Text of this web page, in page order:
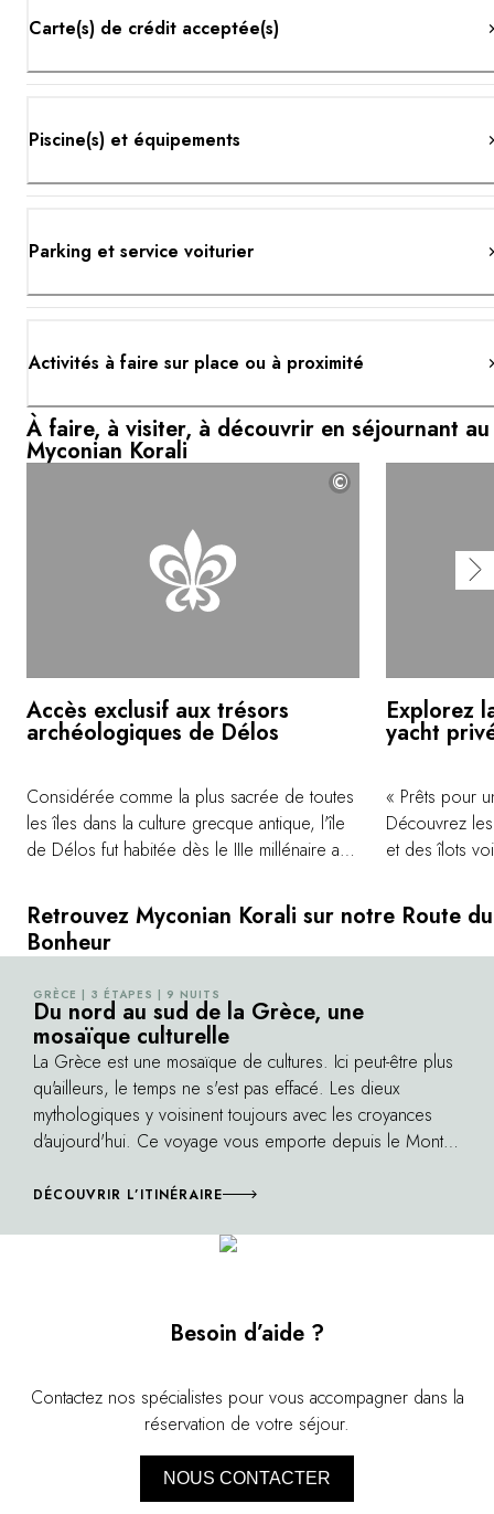
Carte(s) de crédit acceptée(s)
Piscine(s) et équipements
Parking et service voiturier
Activités à faire sur place ou à proximité
Besoin d’aide ?
Contactez nos spécialistes pour vous accompagner dans la
réservation de votre séjour.
NOUS CONTACTER
Retrouvez Myconian Korali sur notre Route du
Bonheur
GRÈCE | 3 ÉTAPES | 9 NUITS
Du nord au sud de la Grèce, une
mosaïque culturelle
La Grèce est une mosaïque de cultures. Ici peut-être plus
qu'ailleurs, le temps ne s'est pas effacé. Les dieux
mythologiques y voisinent toujours avec les croyances
d'aujourd'hui. Ce voyage vous emporte depuis le Mont
fois archéologique, touristique, culturel et spirituel. Que
la grande île de Crète, ce voyage donne envie de (re)lire
DÉCOUVRIR L’ITINÉRAIRE
À faire, à visiter, à découvrir en séjournant au
Myconian Korali
©
Accès exclusif aux trésors
archéologiques de Délos
Considérée comme la plus sacrée de toutes
les îles dans la culture grecque antique, l'île
de Délos fut habitée dès le IIIe millénaire av.
elle est inscrite au patrimoine mondial de
l'UNESCO. Nous proposons à nos clients
un accès privilégié à ce site archéologique et
une visite privée avec un guide.
Explorez
yacht
« Prêts pour
Découvrez
et des îlots
L'après-midi,
bateau et